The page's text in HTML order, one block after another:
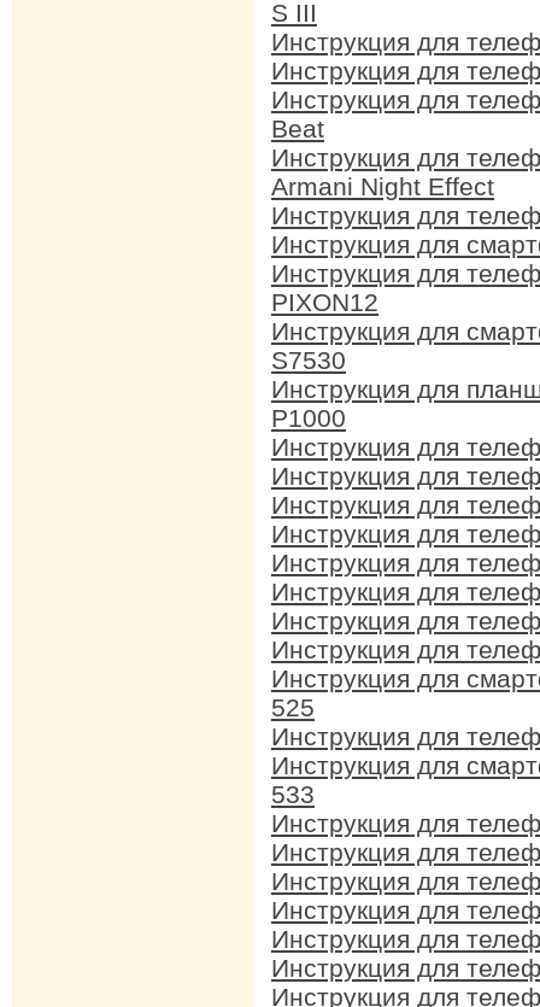
S III
Инструкция для
Инструкция для
Инструкция для
Beat
Инструкция для
Armani Night Effect
Инструкция для
Инструкция для
Инструкция для
PIXON12
Инструкция для
S7530
Инструкция для
P1000
Инструкция для
Инструкция для
Инструкция для
Инструкция для
Инструкция для
Инструкция для
Инструкция для
Инструкция для
Инструкция для
525
Инструкция для
Инструкция для
533
Инструкция для
Инструкция для
Инструкция для
Инструкция для
Инструкция для
Инструкция для
Инструкция для